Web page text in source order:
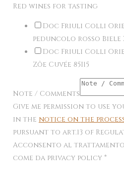
Red wines for tasting
Doc Friuli Colli
peduncolo rosso Biele
Doc Friuli Colli
Zôe Cuvée 85I15
Note / Comments
Give me permission to use
in the notice on the
pursuant to art.13 of
Acconsento al
come da privacy policy *